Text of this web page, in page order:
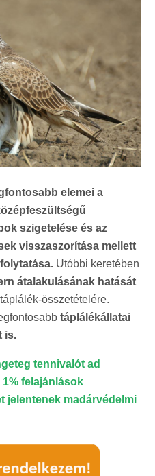
elemei a
szigetelése és az
visszaszorítása mellett
Utóbbi keretében
átalakulásának hatását
összetételére.
táplálékállatai
is.
tennivalót ad
felajánlások
jelentenek madárvédelmi